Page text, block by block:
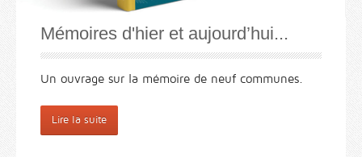
Mémoires d'hier et aujourd’hui...
Un ouvrage sur la mémoire de neuf communes.
Lire la suite